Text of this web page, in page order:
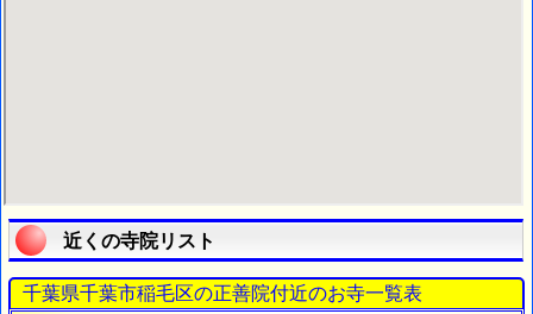
近くの寺院リスト
千葉県千葉市稲毛区の正善院付近のお寺一覧表